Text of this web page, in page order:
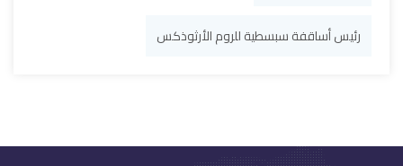
رئيس أساقفة سبسطية للروم الأرثوذكس